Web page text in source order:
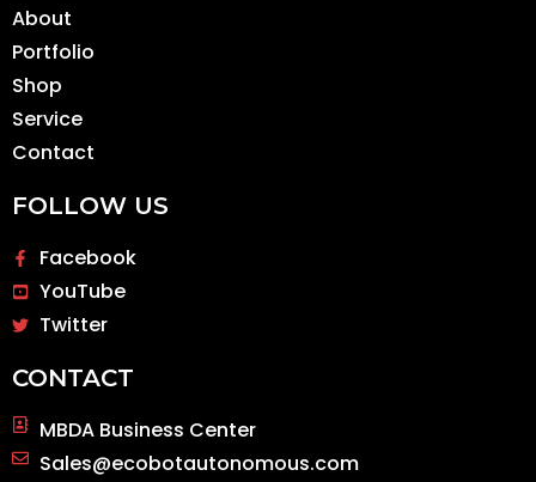
About
Portfolio
Shop
Service
Contact
FOLLOW US
Facebook
YouTube
Twitter
CONTACT
MBDA Business Center
Sales@ecobotautonomous.com